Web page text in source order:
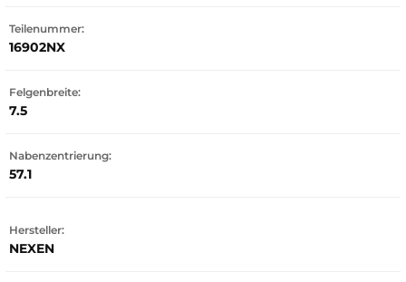
Teilenummer:
16902NX
Felgenbreite:
7.5
Nabenzentrierung:
57.1
Hersteller:
NEXEN